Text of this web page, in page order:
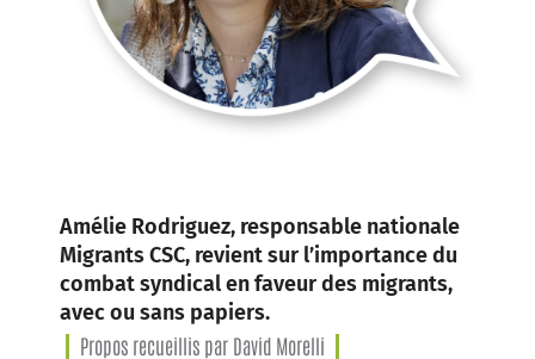
Amélie Rodriguez, responsable nationale
Migrants CSC, revient sur l’importance du
combat syndical en faveur des migrants,
avec ou sans papiers.
Propos recueillis par David Morelli